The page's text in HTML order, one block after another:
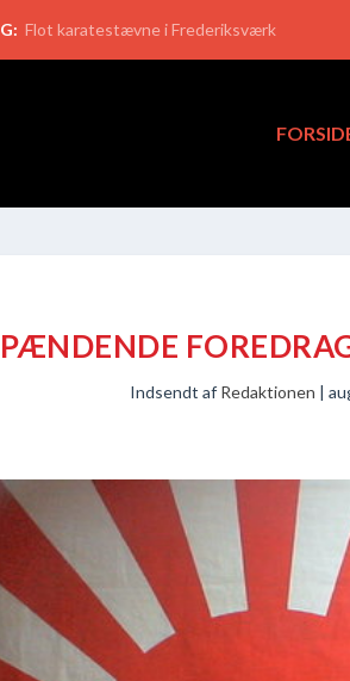
Flot karatestævne i Frederiksværk
Indsendt af Redaktionen |